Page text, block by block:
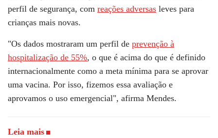
perfil de segurança, com reações adversas leves para
crianças mais novas.
"Os dados mostraram um perfil de prevenção à
hospitalização de 55%, o que é acima do que é definido
internacionalmente como a meta mínima para se aprovar
uma vacina. Por isso, fizemos essa avaliação e
aprovamos o uso emergencial", afirma Mendes.
Leia mais